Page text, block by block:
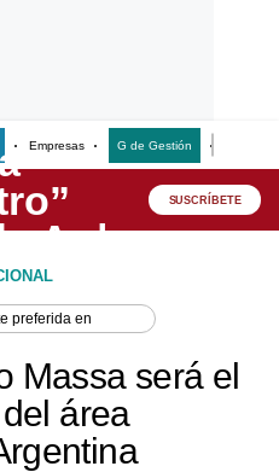
Empresas G de Gestión
SUSCRÍBETE
preferida en
Massa será el
área